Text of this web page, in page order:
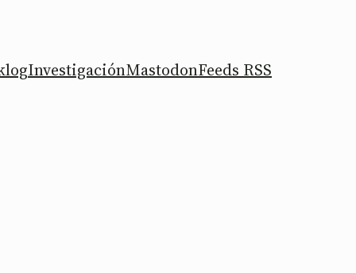
InvestigaciónMastodonFeeds RSS